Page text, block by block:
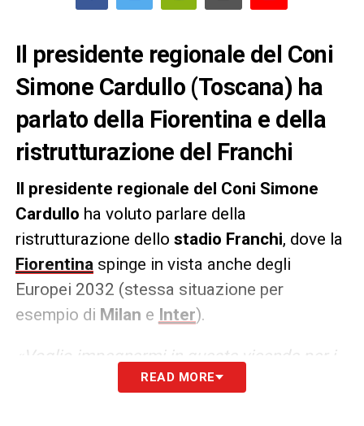
Il presidente regionale del Coni
Simone Cardullo (Toscana) ha
parlato della Fiorentina e della
ristrutturazione del Franchi
Il presidente regionale del Coni Simone
Cardullo ha voluto parlare della
ristrutturazione dello stadio Franchi, dove la
Fiorentinaspinge in vista anche degli
Europei 2032 (stessa situazione per
esempio di Milan e Inter).
«Voglio impegnarmi in questa vicenda per i
tifosi perché saranno soprattutto loro a
READ MORE